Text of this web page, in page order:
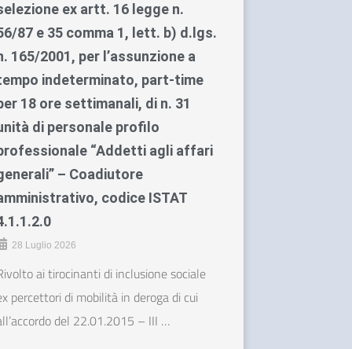
ex artt. 16 legge n.
87 e 35 comma 1, lett. b) d.lgs.
165/2001, per l’assunzione a
indeterminato, part-time
18 ore settimanali, di n. 31
di personale profilo
“Addetti agli affari
– Coadiutore
codice ISTAT
28 Luglio 2026
ai tirocinanti di inclusione sociale
percettori di mobilità in deroga di cui
del 22.01.2015 – III …